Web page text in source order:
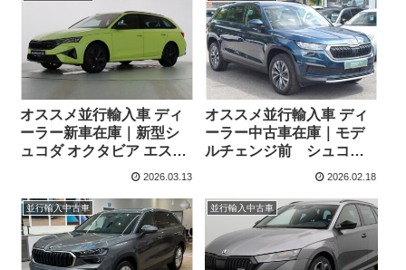
オススメ並行輸入車 ディ
ーラー新車在庫｜新型シ
ュコダ オクタビア エステ
2026.03.13
オススメ並行輸入車 ディ
ーラー中古車在庫｜モデ
ルチェンジ前 シュコダ
コディアック 2.0 TDI SE
7DSG 右ハンドル
2026.02.18
並行輸入中古車 並行輸入中古車